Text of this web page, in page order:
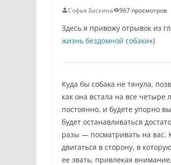
Софья Баскина 967 просмотров
Здесь я привожу отрывок из
жизнь бездомной собаки«)
Куда бы собака не тянула,
как она встала на все четыре
постоянно, и будете упорно
будет останавливаться
разы — посматривать на вас.
двигаться в сторону, в
ее звать, привлекая